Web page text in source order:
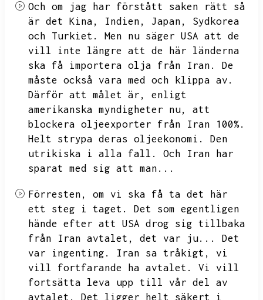
Och om jag har förstått saken rätt så
är det Kina,
Indien, Japan,
Sydkorea
och Turkiet.
Men nu säger USA att de
vill inte längre att de här länderna
ska få importera olja från Iran.
De
måste också vara med och klippa av.
Därför att målet är,
enligt
amerikanska myndigheter nu,
att
blockera oljeexporter från Iran 100%.
Helt strypa deras oljeekonomi.
Den
utrikiska i alla fall.
Och Iran har
sparat med sig att man...
Förresten,
om vi ska få ta det här
ett steg i taget.
Det som egentligen
hände efter att USA drog sig tillbaka
från Iran avtalet,
det var ju...
Det
var ingenting.
Iran sa tråkigt,
vi
vill fortfarande ha avtalet.
Vi vill
fortsätta leva upp till vår del av
avtalet.
Det ligger helt säkert i